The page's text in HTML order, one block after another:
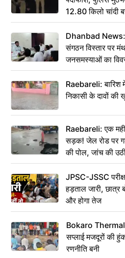
12.80 किलो चांदी
Dhanbad News:
संगठन विस्तार पर
जनसमस्याओं का
Raebareli: बारिश
निकासी के दावों की
Raebareli: एक
सड़क! जेल रोड पर
की पोल, जांच की
JPSC-JSSC
हड़ताल जारी, छात्र
और होगा तेज
Bokaro
सप्लाई मजदूरों की
रणनीति बनी